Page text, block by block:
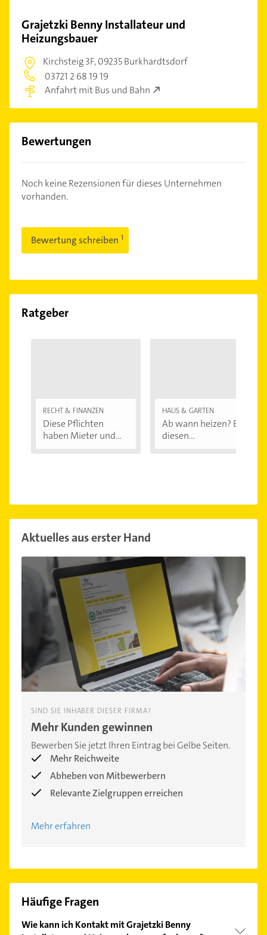
Grajetzki Benny Installateur und
Heizungsbauer
Kirchsteig 3F,09235 Burkhardtsdorf
03721 2 68 19 19
Anfahrt mit Bus und Bahn
Bewertungen
Noch keine Rezensionen für dieses Unternehmen
vorhanden.
Bewertung schreiben
Ratgeber
RECHT & FINANZEN
Diese Pflichten
haben Mieter und...
HAUS & GARTEN
Ab wann heizen? Bei
diesen
Aktuelles aus erster Hand
SIND SIE INHABER DIESER FIRMA?
Mehr Kunden gewinnen
Bewerben Sie jetzt Ihren Eintrag bei Gelbe Seiten.
Mehr Reichweite
Abheben von Mitbewerbern
Relevante Zielgruppen erreichen
Mehr erfahren
Häufige Fragen
Wie kann ich Kontakt mit Grajetzki Benny